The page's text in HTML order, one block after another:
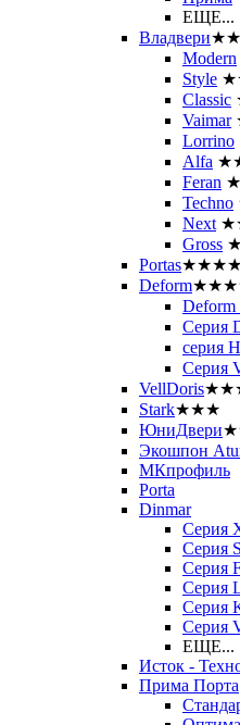
ЕЩЕ...
Владвери
Modern
Style
Classic
Vaimar
Lorrino
Alfa
Feran
Techno
Next
Gross
Portas★★★★
Deform
Deform
Серия
серия H
Серия
VellDoris
Stark★★★
ЮниДвери
Экошпон
МКпрофиль
Porta
Dinmar
Серия
Серия S
Серия
Серия
Серия
Серия
ЕЩЕ...
Исток -
Прима Порта